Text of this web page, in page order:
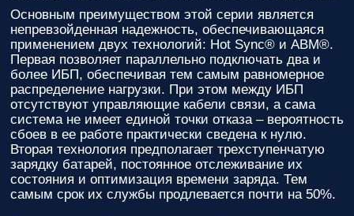
Основным преимуществом этой серии является
непревзойденная надежность, обеспечивающаяся
применением двух технологий: Hot Sync® и ABM®.
Первая позволяет параллельно подключать два и
более ИБП, обеспечивая тем самым равномерное
распределение нагрузки. При этом между ИБП
отсутствуют управляющие кабели связи, а сама
система не имеет единой точки отказа – вероятность
сбоев в ее работе практически сведена к нулю.
Вторая технология предполагает трехступенчатую
зарядку батарей, постоянное отслеживание их
состояния и оптимизация времени заряда. Тем
самым срок их службы продлевается почти на 50%.